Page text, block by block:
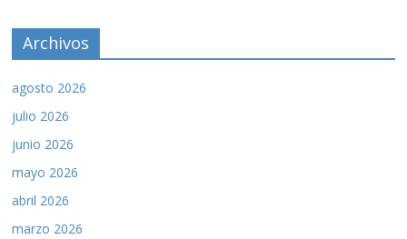
Archivos
agosto 2026
julio 2026
junio 2026
mayo 2026
abril 2026
marzo 2026